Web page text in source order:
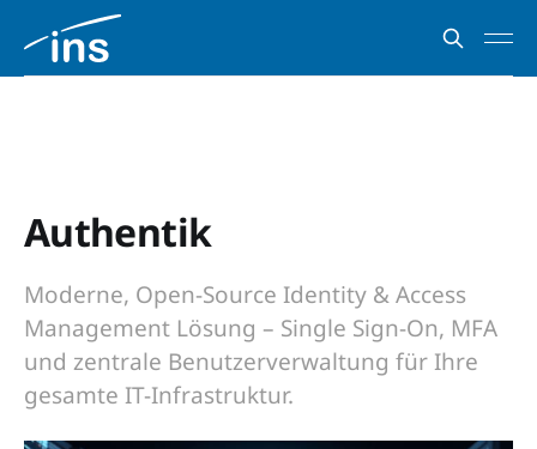
Authentik
Moderne, Open-Source Identity & Access
Management Lösung – Single Sign-On, MFA
und zentrale Benutzerverwaltung für Ihre
gesamte IT-Infrastruktur.